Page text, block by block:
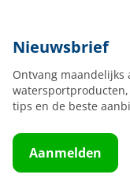
Nieuwsbrief
Ontvang maandelijks
tips en de beste
Aanmelden